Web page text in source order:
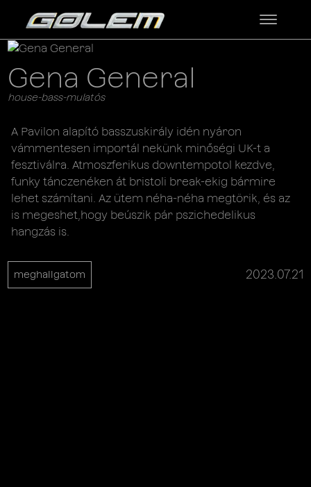
Gena General
house-bass-mulatós
A Pavilon alapító basszuskirály idén nyáron
vámmentesen importál nekünk minőségi UK-t a
fesztiválra. Atmoszferikus downtempotol kezdve,
funky tánczenéken át bristoli break-ekig bármire
lehet számítani. Az ütem néha-néha megtörik, és az
is megeshet,hogy beúszik pár pszichedelikus
hangzás is.
meghallgatom 2023.07.21